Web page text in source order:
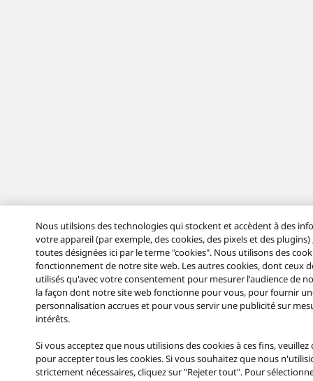
Nous utilsions des technologies qui stockent et accèdent à des
votre appareil (par exemple, des cookies, des pixels et des
toutes désignées ici par le terme "cookies". Nous utilisons des
fonctionnement de notre site web. Les autres cookies, dont ceux
utilisés qu'avec votre consentement pour mesurer l'audience de
la façon dont notre site web fonctionne pour vous, pour fournir
personnalisation accrues et pour vous servir une publicité sur
intérêts.
Si vous acceptez que nous utilisions des cookies à ces fins,
pour accepter tous les cookies. Si vous souhaitez que nous
strictement nécessaires, cliquez sur "Rejeter tout". Pour